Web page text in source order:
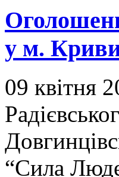
у м.
09 квітня
“Сила